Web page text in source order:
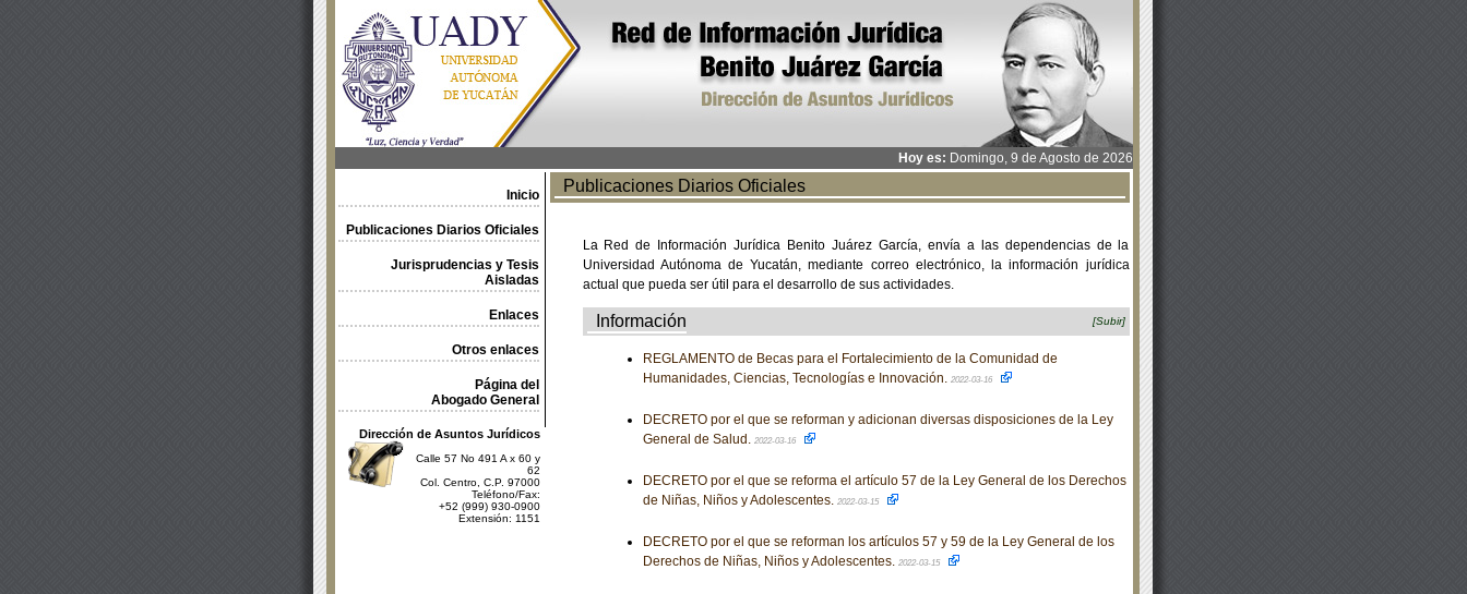
Hoy es: Domingo, 9 de Agosto de 2026
Inicio
Publicaciones Diarios Oficiales
Jurisprudencias y Tesis
Aisladas
Enlaces
Otros enlaces
Página del
Abogado General
Dirección de Asuntos Jurídicos
Calle 57 No 491 A x 60 y
62
Col. Centro, C.P. 97000
Teléfono/Fax:
+52 (999) 930-0900
Extensión: 1151
Publicaciones Diarios Oficiales
La Red de Información Jurídica Benito Juárez García, envía a las dependencias de la
Universidad Autónoma de Yucatán, mediante correo electrónico, la información jurídica
actual que pueda ser útil para el desarrollo de sus actividades.
Información [Subir]
REGLAMENTO de Becas para el Fortalecimiento de la Comunidad de
Humanidades, Ciencias, Tecnologías e Innovación. 2022-03-16
DECRETO por el que se reforman y adicionan diversas disposiciones de la Ley
General de Salud. 2022-03-16
DECRETO por el que se reforma el artículo 57 de la Ley General de los Derechos
de Niñas, Niños y Adolescentes. 2022-03-15
DECRETO por el que se reforman los artículos 57 y 59 de la Ley General de los
Derechos de Niñas, Niños y Adolescentes. 2022-03-15